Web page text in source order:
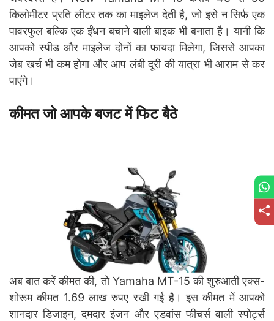
किलोमीटर प्रति लीटर तक का माइलेज देती है, जो इसे न सिर्फ एक
पावरफुल बल्कि एक ईंधन बचाने वाली बाइक भी बनाता है। यानी कि
आपको स्पीड और माइलेज दोनों का फायदा मिलेगा, जिससे आपका
जेब खर्च भी कम होगा और आप लंबी दूरी की यात्रा भी आराम से कर
पाएंगे।
कीमत जो आपके बजट में फिट बैठे
अब बात करें कीमत की, तो Yamaha MT-15 की शुरुआती एक्स-
शोरूम कीमत 1.69 लाख रुपए रखी गई है। इस कीमत में आपको
शानदार डिजाइन, दमदार इंजन और एडवांस फीचर्स वाली स्पोर्ट्स